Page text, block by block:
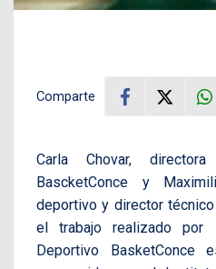
Comparte
Carla Chovar,
BascketConce y
deportivo y director
el trabajo realizado por
Deportivo BasketConce